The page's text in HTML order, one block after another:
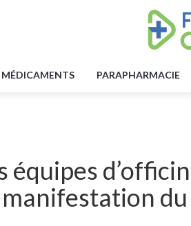
MÉDICAMENTS PARAPHARMACIE
équipes
manifestation